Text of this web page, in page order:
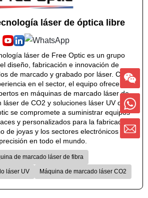
láser de óptica libre
láser de Free Optic es un grupo
diseño, fabricación e innovación de
de marcado y grabado por láser. Con
en el sector, el equipo ofrece
en máquinas de marcado láser de
láser de CO2 y soluciones láser UV de
se compromete a suministrar equipos
y personalizados para la fabricación
de joyas y los sectores electrónicos de
en todo el mundo.
de marcado láser de fibra
láser UV Máquina de marcado láser CO2